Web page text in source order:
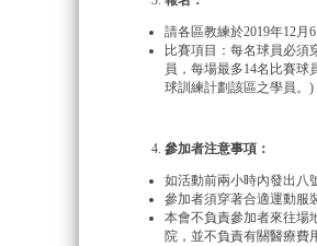
請各區教練於2019年12月
比賽項目：每名球員必須
員，每場最多14名比賽球
球訓練計劃該區之學員。)
參加者注意事項：
如活動前兩小時內發出八
參加者須穿著合適運動服
本會不負責參加者來往場
院，並不負責有關醫療費